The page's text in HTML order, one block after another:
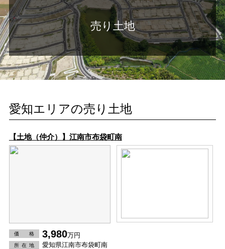
売り土地
愛知エリアの売り土地
【土地（仲介）】江南市布袋町南
価 格 3,980万円
所在 地 愛知県江南市布袋町南